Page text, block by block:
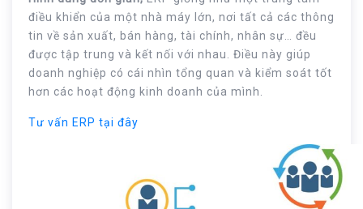
điều khiển của một nhà máy lớn, nơi tất cả các thông
tin về sản xuất, bán hàng, tài chính, nhân sự… đều
được tập trung và kết nối với nhau. Điều này giúp
doanh nghiệp có cái nhìn tổng quan và kiểm soát tốt
hơn các hoạt động kinh doanh của mình.
Tư vấn ERP tại đây